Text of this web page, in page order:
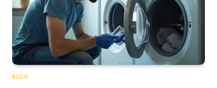
BLOG